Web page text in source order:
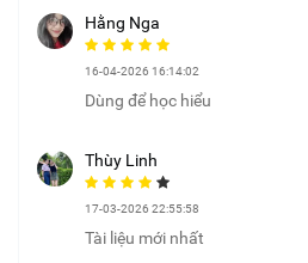
Hằng Nga
16-04-2026 16:14:02
Dùng để học hiểu
Thùy Linh
17-03-2026 22:55:58
Tài liệu mới nhất